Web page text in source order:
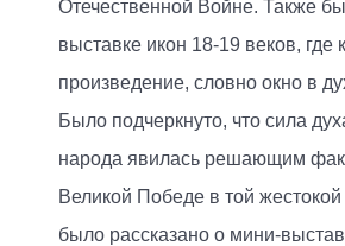
Отечественной Войне. Также
выставке икон 18-19 веков, где
произведение, словно окно в
Было подчеркнуто, что сила
народа явилась решающим
Великой Победе в той
было рассказано о мини-